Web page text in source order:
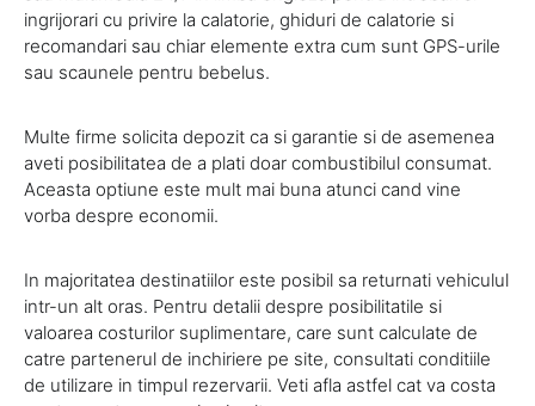
ingrijorari cu privire la calatorie, ghiduri de calatorie si
recomandari sau chiar elemente extra cum sunt GPS-urile
sau scaunele pentru bebelus.
Multe firme solicita depozit ca si garantie si de asemenea
aveti posibilitatea de a plati doar combustibilul consumat.
Aceasta optiune este mult mai buna atunci cand vine
vorba despre economii.
In majoritatea destinatiilor este posibil sa returnati vehiculul
intr-un alt oras. Pentru detalii despre posibilitatile si
valoarea costurilor suplimentare, care sunt calculate de
catre partenerul de inchiriere pe site, consultati conditiile
de utilizare in timpul rezervarii. Veti afla astfel cat va costa